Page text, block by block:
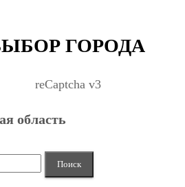
ГОРОДА
reCaptcha v3
область